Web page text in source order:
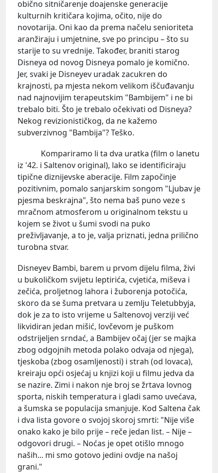
obično sitničarenje doajenske generacije
kulturnih kritičara kojima, očito, nije do
novotarija. Oni kao da prema načelu senioriteta
aranžiraju i umjetnine, sve po principu – što su
starije to su vrednije. Također, braniti starog
Disneya od novog Disneya pomalo je komično.
Jer, svaki je Disneyev uradak zacukren do
krajnosti, pa mjesta nekom velikom iščuđavanju
nad najnovijim terapeutskim "Bambijem" i ne bi
trebalo biti. Što je trebalo očekivati od Disneya?
Nekog revizionističkog, da ne kažemo
subverzivnog "Bambija"? Teško.
Kompariramo li ta dva uratka (film o lanetu
iz '42. i Saltenov original), lako se identificiraju
tipične diznijevske aberacije. Film započinje
pozitivnim, pomalo sanjarskim songom "Ljubav je
pjesma beskrajna", što nema baš puno veze s
mračnom atmosferom u originalnom tekstu u
kojem se život u šumi svodi na puko
preživljavanje, a to je, valja priznati, jedna prilično
turobna stvar.
Disneyev Bambi, barem u prvom dijelu filma, živi
u bukoličkom svijetu leptirića, cvjetića, miševa i
zečića, proljetnog lahora i žuborenja potočića,
skoro da se šuma pretvara u zemlju Teletubbyja,
dok je za to isto vrijeme u Saltenovoj verziji već
likvidiran jedan mišić, lovčevom je puškom
odstrijeljen srndać, a Bambijev očaj (jer se majka
zbog odgojnih metoda polako odvaja od njega),
tjeskoba (zbog osamljenosti) i strah (od lovaca),
kreiraju opći osjećaj u knjizi koji u filmu jedva da
se nazire. Zimi i nakon nje broj se žrtava lovnog
sporta, niskih temperatura i gladi samo uvećava,
a šumska se populacija smanjuje. Kod Saltena čak
i dva lista govore o svojoj skoroj smrti: "Nije više
onako kako je bilo prije – reče jedan list. – Nije –
odgovori drugi. – Noćas je opet otišlo mnogo
naših... mi smo gotovo jedini ovdje na našoj
grani."